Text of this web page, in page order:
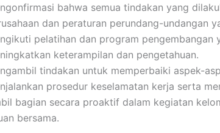
bahwa semua tindakan yang
dan peraturan perundang-undangan
pelatihan dan program pengembangan
keterampilan dan pengetahuan.
tindakan untuk memperbaiki aspek-
prosedur keselamatan kerja serta
bagian secara proaktif dalam kegiatan
bersama.